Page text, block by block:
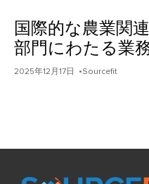
国際的な農業関
部門にわたる業
2025年12月17日 •Sourcefit